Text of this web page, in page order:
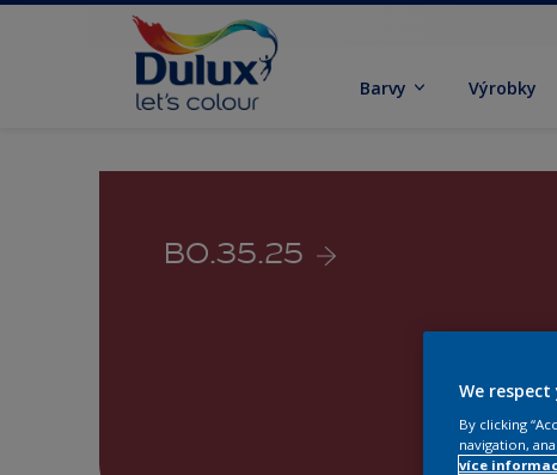
Barvy Výrobky
B0.35.25
We
By clicking
navigation,
více